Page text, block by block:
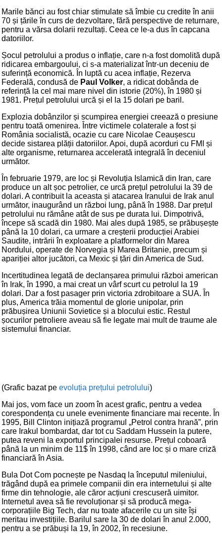
Marile bănci au fost chiar stimulate să îmbie cu credite în anii
70 și țările în curs de dezvoltare, fără perspective de returnare,
pentru a vărsa dolarii rezultați. Ceea ce le-a dus în capcana
datoriilor.
Șocul petrolului a produs o inflație, care n-a fost domolită după
ridicarea embargoului, ci s-a materializat într-un deceniu de
suferință economică. În luptă cu acea inflație, Rezerva
Federală, condusă de Paul Volker, a ridicat dobânda de
referință la cel mai mare nivel din istorie (20%), în 1980 și
1981. Prețul petrolului urcă și el la 15 dolari pe baril.
Explozia dobânzilor și scumpirea energiei creează o presiune
pentru toată omenirea. Între victimele colaterale a fost și
România socialistă, ocazie cu care Nicolae Ceaușescu
decide sistarea plății datoriilor. Apoi, după acorduri cu FMI și
alte organisme, returnarea accelerată integrală în deceniul
următor.
În februarie 1979, are loc și Revoluția Islamică din Iran, care
produce un alt șoc petrolier, ce urcă prețul petrolului la 39 de
dolari. A contribuit la aceasta și atacarea Iranului de Irak anul
următor, inaugurând un război lung, până în 1988. Dar prețul
petrolului nu rămâne atât de sus pe durata lui. Dimpotrivă,
începe să scadă din 1980. Mai ales după 1985, se prăbușește
până la 10 dolari, ca urmare a creșterii producției Arabiei
Saudite, intrării în exploatare a platformelor din Marea
Nordului, operate de Norvegia și Marea Britanie, precum și
apariției altor jucători, ca Mexic și țări din America de Sud.
Incertitudinea legată de declanșarea primului război american
în Irak, în 1990, a mai creat un vârf scurt cu petrolul la 19
dolari. Dar a fost pasager prin victoria zdrobitoare a SUA. În
plus, America trăia momentul de glorie unipolar, prin
prăbușirea Uniunii Sovietice și a blocului estic. Restul
șocurilor petroliere aveau să fie legate mai mult de traume ale
sistemului financiar.
(Grafic bazat pe evoluția prețului petrolului)
Mai jos, vom face un zoom în acest grafic, pentru a vedea
corespondența cu unele evenimente financiare mai recente. În
1995, Bill Clinton inițiază programul „Petrol contra hrană”, prin
care Irakul bombardat, dar tot cu Saddam Hussein la putere,
putea reveni la exportul principalei resurse. Prețul coboară
până la un minim de 11$ în 1998, când are loc și o mare criză
financiară în Asia.
Bula Dot Com pocnește pe Nasdaq la începutul mileniului,
trăgând după ea primele companii din era internetului și alte
firme din tehnologie, ale căror acțiuni crescuseră uimitor.
Internetul avea să fie revoluționar și să producă mega-
corporațiile Big Tech, dar nu toate afacerile cu un site își
meritau investițiile. Barilul sare la 30 de dolari în anul 2.000,
pentru a se prăbuși la 19, în 2002, în recesiune.